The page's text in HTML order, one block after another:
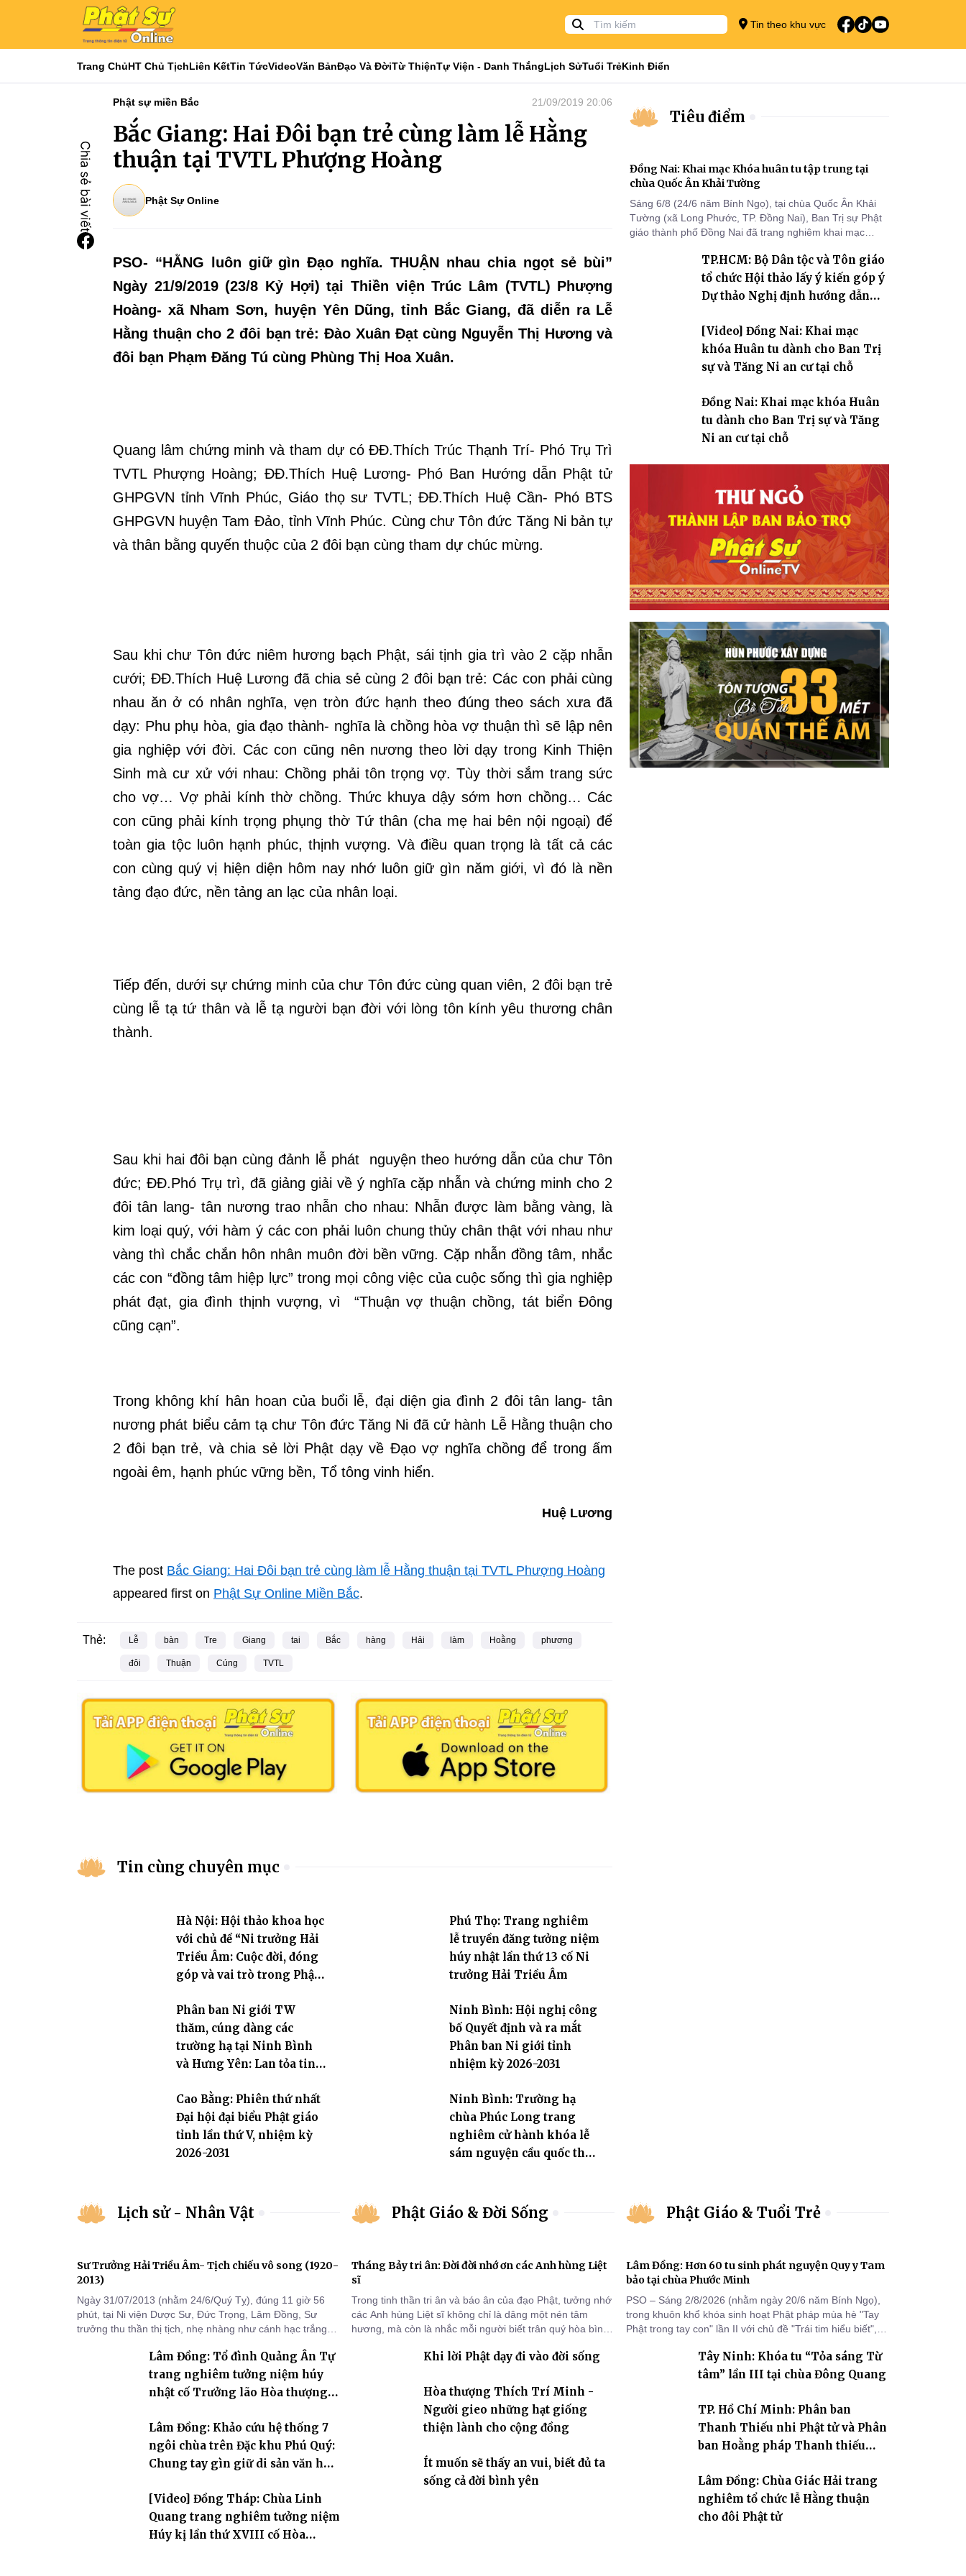
Tin theo khu vực
Trang ChủHT Chủ TịchLiên KếtTin TứcVideoVăn BảnĐạo Và ĐờiTừ ThiệnTự Viện - Danh ThắngLịch SửTuổi TrẻKinh Điển
Phật sự miền Bắc 21/09/2019 20:06
Bắc Giang: Hai Đôi bạn trẻ cùng làm lễ Hằng
thuận tại TVTL Phượng Hoàng
Phật Sự Online
PSO- “HẰNG luôn giữ gìn Đạo nghĩa. THUẬN nhau chia ngọt sẻ bùi”
Ngày 21/9/2019 (23/8 Kỷ Hợi) tại Thiền viện Trúc Lâm (TVTL) Phượng
Hoàng- xã Nham Sơn, huyện Yên Dũng, tỉnh Bắc Giang, đã diễn ra Lễ
Hằng thuận cho 2 đôi bạn trẻ: Đào Xuân Đạt cùng Nguyễn Thị Hương và
đôi bạn Phạm Đăng Tú cùng Phùng Thị Hoa Xuân.
Quang lâm chứng minh và tham dự có ĐĐ.Thích Trúc Thạnh Trí- Phó Trụ Trì
TVTL Phượng Hoàng; ĐĐ.Thích Huệ Lương- Phó Ban Hướng dẫn Phật tử
GHPGVN tỉnh Vĩnh Phúc, Giáo thọ sư TVTL; ĐĐ.Thích Huệ Cần- Phó BTS
GHPGVN huyện Tam Đảo, tỉnh Vĩnh Phúc. Cùng chư Tôn đức Tăng Ni bản tự
và thân bằng quyến thuộc của 2 đôi bạn cùng tham dự chúc mừng.
Sau khi chư Tôn đức niêm hương bạch Phật, sái tịnh gia trì vào 2 cặp nhẫn
cưới; ĐĐ.Thích Huệ Lương đã chia sẻ cùng 2 đôi bạn trẻ: Các con phải cùng
nhau ăn ở có nhân nghĩa, vẹn tròn đức hạnh theo đúng theo sách xưa đã
dạy: Phu phụ hòa, gia đạo thành- nghĩa là chồng hòa vợ thuận thì sẽ lập nên
gia nghiệp với đời. Các con cũng nên nương theo lời dạy trong Kinh Thiện
Sinh mà cư xử với nhau: Chồng phải tôn trọng vợ. Tùy thời sắm trang sức
cho vợ… Vợ phải kính thờ chồng. Thức khuya dậy sớm hơn chồng… Các
con cũng phải kính trọng phụng thờ Tứ thân (cha mẹ hai bên nội ngoại) để
toàn gia tộc luôn hạnh phúc, thịnh vượng. Và điều quan trọng là tất cả các
con cùng quý vị hiện diện hôm nay nhớ luôn giữ gìn năm giới, vì đó là nền
tảng đạo đức, nền tảng an lạc của nhân loại.
Tiếp đến, dưới sự chứng minh của chư Tôn đức cùng quan viên, 2 đôi bạn trẻ
cùng lễ tạ tứ thân và lễ tạ người bạn đời với lòng tôn kính yêu thương chân
thành.
Sau khi hai đôi bạn cùng đảnh lễ phát nguyện theo hướng dẫn của chư Tôn
đức;ĐĐ.Phó Trụ trì, đã giảng giải về ý nghĩa cặp nhẫn và chứng minh cho 2
đôi tân lang- tân nương trao nhẫn cho nhau: Nhẫn được làm bằng vàng, là
kim loại quý, với hàm ý các con phải luôn chung thủy chân thật với nhau như
vàng thì chắc chắn hôn nhân muôn đời bền vững. Cặp nhẫn đồng tâm, nhắc
các con “đồng tâm hiệp lực” trong mọi công việc của cuộc sống thì gia nghiệp
phát đạt, gia đình thịnh vượng, vì “Thuận vợ thuận chồng, tát biển Đông
cũng cạn”.
Trong không khí hân hoan của buổi lễ, đại diện gia đình 2 đôi tân lang- tân
nương phát biểu cảm tạ chư Tôn đức Tăng Ni đã cử hành Lễ Hằng thuận cho
2 đôi bạn trẻ, và chia sẻ lời Phật dạy về Đạo vợ nghĩa chồng để trong ấm
ngoài êm, hạnh phúc vững bền, Tổ tông vinh hiển.
Huệ Lương
The post Bắc Giang: Hai Đôi bạn trẻ cùng làm lễ Hằng thuận tại TVTL Phượng Hoàng
appeared first on Phật Sự Online Miền Bắc.
Thẻ: Lễ bàn Tre Giang tai Bắc hàng Hải làm Hoằng phương
đôi Thuận Cúng TVTL
Tin cùng chuyên mục
Hà Nội: Hội thảo khoa học
với chủ đề “Ni trưởng Hải
Triều Âm: Cuộc đời, đóng
góp và vai trò trong Phật
Phú Thọ: Trang nghiêm
lễ truyền đăng tưởng niệm
húy nhật lần thứ 13 cố Ni
trưởng Hải Triều Âm
Phân ban Ni giới TW
thăm, cúng dàng các
trường hạ tại Ninh Bình
và Hưng Yên: Lan tỏa tinh
Ninh Bình: Hội nghị công
bố Quyết định và ra mắt
Phân ban Ni giới tỉnh
nhiệm kỳ 2026-2031
Cao Bằng: Phiên thứ nhất
Đại hội đại biểu Phật giáo
tỉnh lần thứ V, nhiệm kỳ
2026-2031
Ninh Bình: Trường hạ
chùa Phúc Long trang
nghiêm cử hành khóa lễ
sám nguyện cầu quốc thái
Tiêu điểm
Đồng Nai: Khai mạc Khóa huân tu tập trung tại
chùa Quốc Ân Khải Tường
Sáng 6/8 (24/6 năm Bính Ngọ), tại chùa Quốc Ân Khải
Tường (xã Long Phước, TP. Đồng Nai), Ban Trị sự Phật
giáo thành phố Đồng Nai đã trang nghiêm khai mạc
2570 dành cho chư Tăng hành giả an cư tại chỗ khu vực
VII, VIII và trường hạ chùa Quốc Ân Khải Tường.
TP.HCM: Bộ Dân tộc và Tôn giáo
tổ chức Hội thảo lấy ý kiến góp ý
Dự thảo Nghị định hướng dẫn
giáo
[Video] Đồng Nai: Khai mạc
khóa Huân tu dành cho Ban Trị
sự và Tăng Ni an cư tại chỗ
Đồng Nai: Khai mạc khóa Huân
tu dành cho Ban Trị sự và Tăng
Ni an cư tại chỗ
Lịch sử - Nhân Vật
Sư Trưởng Hải Triều Âm- Tịch chiếu vô song (1920-
2013)
Ngày 31/07/2013 (nhằm 24/6/Quý Tỵ), đúng 11 giờ 56
phút, tại Ni viện Dược Sư, Đức Trọng, Lâm Đồng, Sư
trưởng thu thần thị tịch, nhẹ nhàng như cánh hạc trắng
Lâm Đồng: Tổ đình Quảng Ân Tự
trang nghiêm tưởng niệm húy
nhật cố Trưởng lão Hòa thượng
Lâm Đồng: Khảo cứu hệ thống 7
ngôi chùa trên Đặc khu Phú Quý:
Chung tay gìn giữ di sản văn hóa
[Video] Đồng Tháp: Chùa Linh
Quang trang nghiêm tưởng niệm
Húy kị lần thứ XVIII cố Hòa
Phật Giáo & Đời Sống
Tháng Bảy tri ân: Đời đời nhớ ơn các Anh hùng Liệt
sĩ
Trong tinh thần tri ân và báo ân của đạo Phật, tưởng nhớ
các Anh hùng Liệt sĩ không chỉ là dâng một nén tâm
hương, mà còn là nhắc mỗi người biết trân quý hòa bình,
Khi lời Phật dạy đi vào đời sống
Hòa thượng Thích Trí Minh -
Người gieo những hạt giống
thiện lành cho cộng đồng
Ít muốn sẽ thấy an vui, biết đủ ta
sống cả đời bình yên
Phật Giáo & Tuổi Trẻ
Lâm Đồng: Hơn 60 tu sinh phát nguyện Quy y Tam
bảo tại chùa Phước Minh
PSO – Sáng 2/8/2026 (nhằm ngày 20/6 năm Bính Ngọ),
trong khuôn khổ khóa sinh hoạt Phật pháp mùa hè "Tay
Phật trong tay con" lần II với chủ đề "Trái tim hiểu biết",
chức lễ phát nguyện quy y Tam bảo cho hơn 60 tu sinh.
Tây Ninh: Khóa tu “Tỏa sáng Từ
tâm” lần III tại chùa Đông Quang
TP. Hồ Chí Minh: Phân ban
Thanh Thiếu nhi Phật tử và Phân
ban Hoằng pháp Thanh thiếu
nhiệm kỳ IX (2022 – 2027)
Lâm Đồng: Chùa Giác Hải trang
nghiêm tổ chức lễ Hằng thuận
cho đôi Phật tử